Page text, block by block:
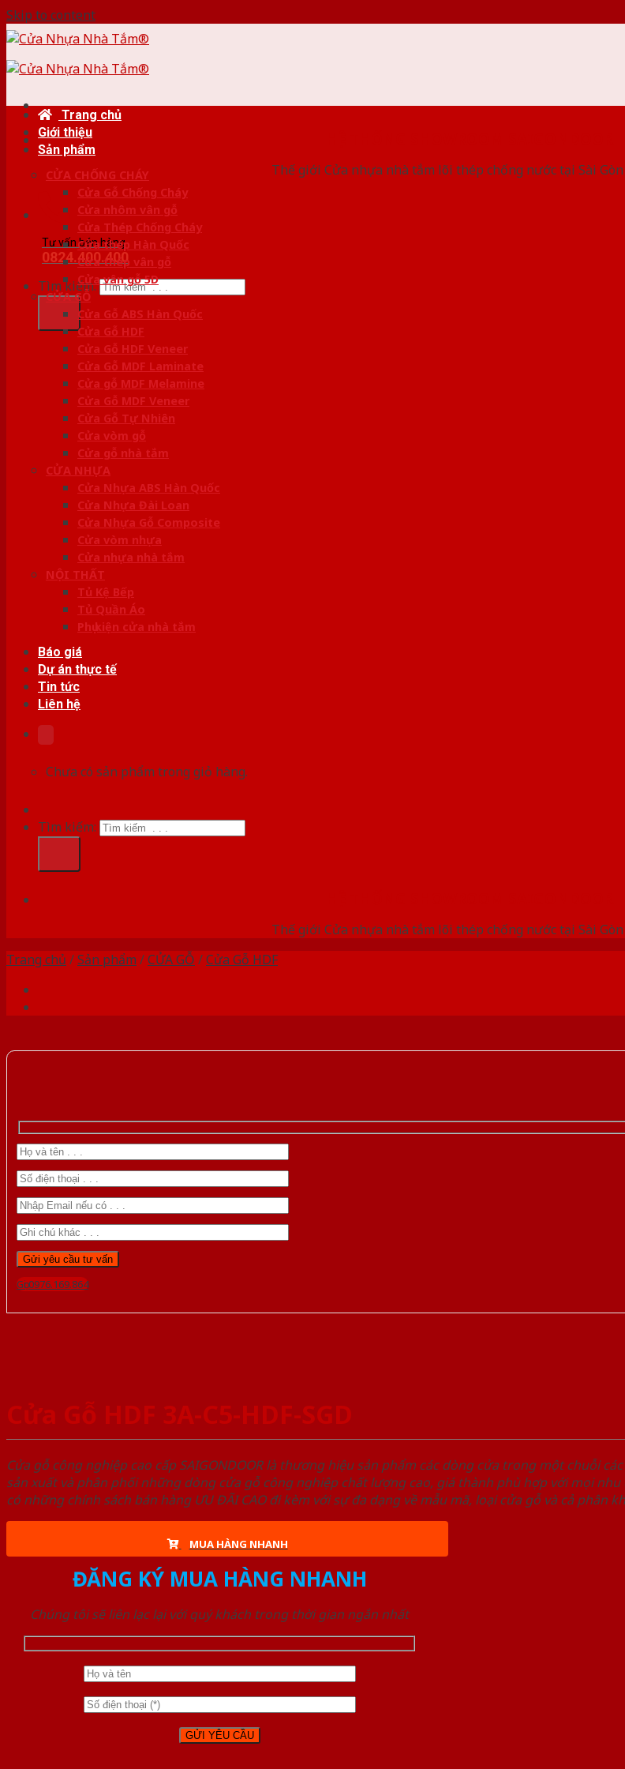
Skip to content
Thế giới Cửa nhựa nhà tắm lõi thép chống nước tại Sài
Tư vấn bán hàng
0824.400.400
Tìm kiếm:
Trang chủ
Giới thiệu
Sản phẩm
CỬA CHỐNG CHÁY
Cửa Gỗ Chống Cháy
Cửa nhôm vân gỗ
Cửa Thép Chống Cháy
Cửa thép Hàn Quốc
Cửa thép vân gỗ
Cửa vân gỗ 5D
CỬA GỖ
Cửa Gỗ ABS Hàn Quốc
Cửa Gỗ HDF
Cửa Gỗ HDF Veneer
Cửa Gỗ MDF Laminate
Cửa gỗ MDF Melamine
Cửa Gỗ MDF Veneer
Cửa Gỗ Tự Nhiên
Cửa vòm gỗ
Cửa gỗ nhà tắm
CỬA NHỰA
Cửa Nhựa ABS Hàn Quốc
Cửa Nhựa Đài Loan
Cửa Nhựa Gỗ Composite
Cửa vòm nhựa
Cửa nhựa nhà tắm
NỘI THẤT
Tủ Kệ Bếp
Tủ Quần Áo
Phụ kiện cửa nhà tắm
Báo giá
Dự án thực tế
Tin tức
Liên hệ
Chưa có sản phẩm trong giỏ hàng.
Tìm kiếm:
Thế giới Cửa nhựa nhà tắm lõi thép chống nước tại Sài
Trang chủ /Sản phẩm /CỬA GỖ /Cửa Gỗ HDF
Gọi 0976.169.864
Cửa Gỗ HDF 3A-C5-HDF-SGD
Cửa gỗ công nghiệp cao cấp SAIGONDOOR là thương hiệu sản phẩm các dòng cửa trong một chuỗi
sản xuất và phân phối những dòng cửa gỗ công nghiệp chất lượng cao, giá thành phù hợp với mọi nhu
có những chính sách bán hàng ƯU ĐÃI CAO đi kèm với sự đa dạng về mẫu mã, loại cửa gỗ và cả phân
MUA HÀNG NHANH
ĐĂNG KÝ MUA HÀNG NHANH
Chúng tôi sẽ liên lạc lại với quý khách trong thời gian ngắn nhất